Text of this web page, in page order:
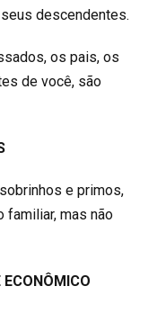
descendentes.
os pais, os
de você, são
e primos,
familiar, mas não